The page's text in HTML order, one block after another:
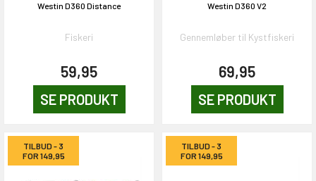
Westin D360 Distance
Fiskeri
59,95
SE PRODUKT
Westin D360 V2
Gennemløber til Kystfiskeri
69,95
SE PRODUKT
TILBUD - 3
FOR 149,95
TILBUD - 3
FOR 149,95